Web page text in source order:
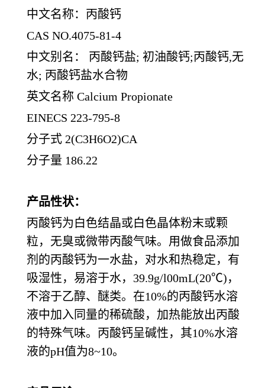
中文名称： 丙酸钙
CAS NO.4075-81-4
中文别名 ： 丙酸钙盐; 初油酸钙;丙酸钙,无
水; 丙酸钙盐水合物
英文名称 Calcium Propionate
EINECS 223-795-8
分子式 2(C3H6O2)CA
分子量 186.22
产品性状：
丙酸钙为白色结晶或白色晶体粉末或颗
粒，无臭或微带丙酸气味。用做食品添加
剂的丙酸钙为一水盐，对水和热稳定，有
吸湿性，易溶于水， 39.9g/l00mL(20℃)，
不溶于乙醇、醚类。在10%的丙酸钙水溶
液中加入同量的稀硫酸，加热能放出丙酸
的特殊气味。丙酸钙呈碱性，其10%水溶
液的pH值为8~10。